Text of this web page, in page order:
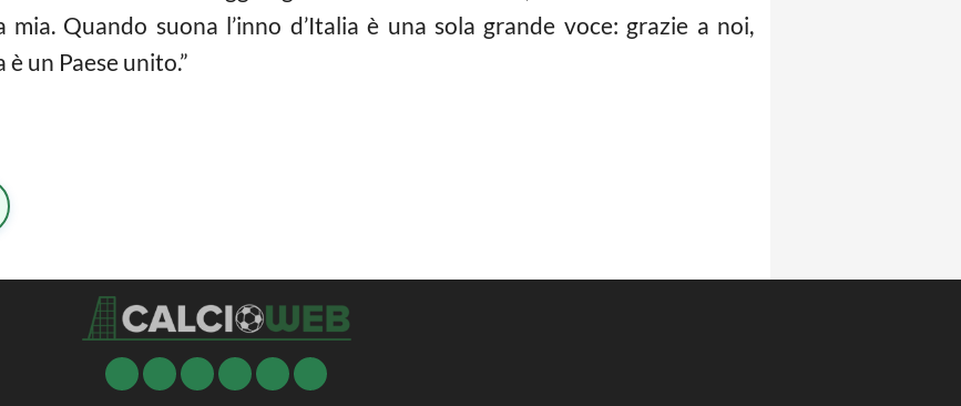
Quando suona l’inno d’Italia è una sola grande voce: grazie a noi,
un Paese unito.”